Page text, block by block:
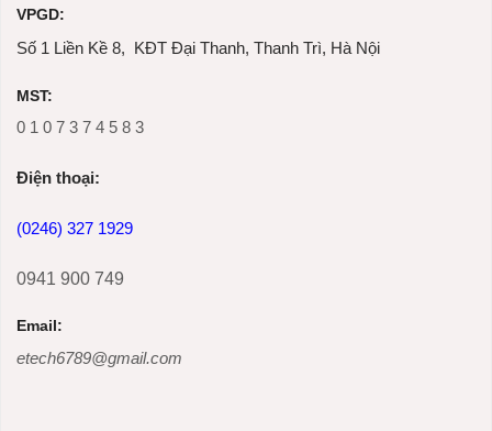
VPGD:
Số 1 Liền Kề 8, KĐT Đại Thanh, Thanh Trì, Hà Nội
MST:
0 1 0 7 3 7 4 5 8 3
Ðiện thoại:
(0246) 327 1929
0941 900 749
Email:
etech6789@gmail.com